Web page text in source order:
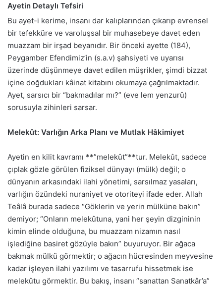
Ayetin Detaylı Tefsiri
Bu ayet-i kerime, insanı dar kalıplarından çıkarıp evrensel
bir tefekküre ve varoluşsal bir muhasebeye davet eden
muazzam bir irşad beyanıdır. Bir önceki ayette (184),
Peygamber Efendimiz’in (s.a.v) şahsiyeti ve uyarısı
üzerinde düşünmeye davet edilen müşrikler, şimdi bizzat
içine doğdukları kâinat kitabını okumaya çağrılmaktadır.
Ayet, sarsıcı bir “bakmadılar mı?” (eve lem yenzurû)
sorusuyla zihinleri sarsar.
Melekût: Varlığın Arka Planı ve Mutlak Hâkimiyet
Ayetin en kilit kavramı **”melekût”**tur. Melekût, sadece
çıplak gözle görülen fiziksel dünyayı (mülk) değil; o
dünyanın arkasındaki ilahi yönetimi, sarsılmaz yasaları,
varlığın özündeki nuraniyet ve otoriteyi ifade eder. Allah
Teâlâ burada sadece “Göklerin ve yerin mülküne bakın”
demiyor; “Onların melekûtuna, yani her şeyin dizgininin
kimin elinde olduğuna, bu muazzam nizamın nasıl
işlediğine basiret gözüyle bakın” buyuruyor. Bir ağaca
bakmak mülkü görmektir; o ağacın hücresinden meyvesine
kadar işleyen ilahi yazılımı ve tasarrufu hissetmek ise
melekûtu görmektir. Bu bakış, insanı “sanattan Sanatkâr’a”